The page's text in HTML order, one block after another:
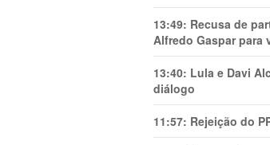
13:49: Recusa de
Alfredo Gaspar para
13:40: Lula e Davi
diálogo
11:57: Rejeição do